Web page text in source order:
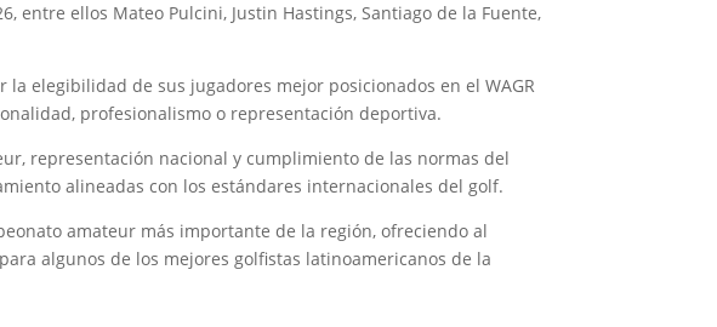
entre ellos Mateo Pulcini, Justin Hastings, Santiago de la Fuente,
elegibilidad de sus jugadores mejor posicionados en el WAGR
profesionalismo o representación deportiva.
representación nacional y cumplimiento de las normas del
alineadas con los estándares internacionales del golf.
amateur más importante de la región, ofreciendo al
algunos de los mejores golfistas latinoamericanos de la